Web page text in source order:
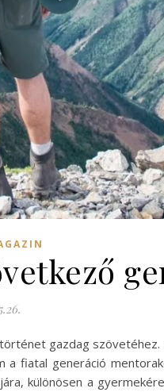
gazdag
fiatal generáció
különösen a